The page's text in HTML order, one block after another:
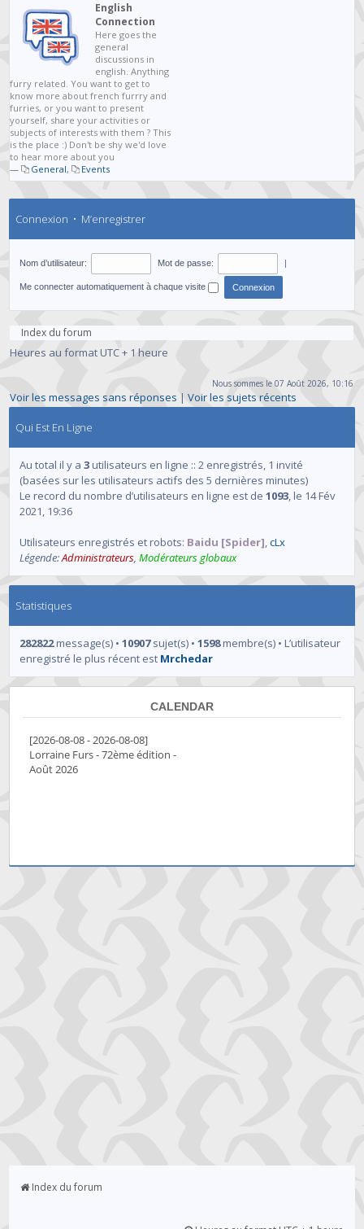
English
Connection
Here goes the
general
discussions in
english. Anything
furry related. You want to get to
know more about french furrry and
furries, or you want to present
yourself, share your activities or
subjects of interests with them ? This
is the place :) Don't be shy we'd love
to hear more about you
—
General, Events
Connexion • M’enregistrer
Nom d’utilisateur: Mot de passe: |
Me connecter automatiquement à chaque visite
Index du forum
Heures au format UTC + 1 heure
Nous sommes le 07 Août 2026, 10:16
Voir les messages sans réponses |Voir les sujets récents
Qui Est En Ligne
Au total il y a3utilisateurs en ligne :: 2 enregistrés, 1 invité
(basées sur les utilisateurs actifs des 5 dernières minutes)
Le record du nombre d’utilisateurs en ligne est de1093, le 14 Fév
2021, 19:36
Utilisateurs enregistrés et robots: Baidu [Spider],cLx
Légende:Administrateurs,Modérateurs globaux
Statistiques
282822message(s) •10907sujet(s) •1598membre(s) • L’utilisateur
enregistré le plus récent est Mrchedar
CALENDAR
Index du forum